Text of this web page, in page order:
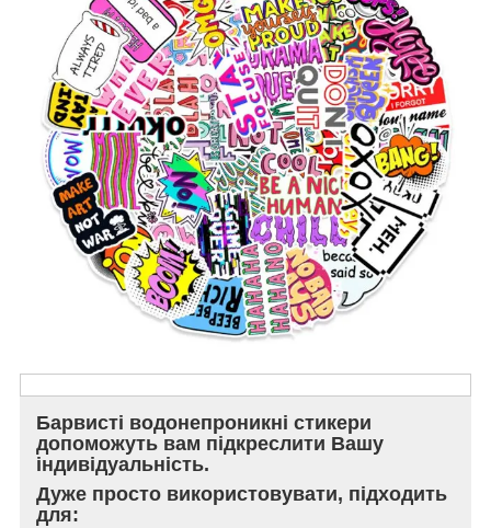
Барвисті водонепроникні стикери
допоможуть вам підкреслити Вашу
індивідуальність.
Дуже просто використовувати, підходить
для: